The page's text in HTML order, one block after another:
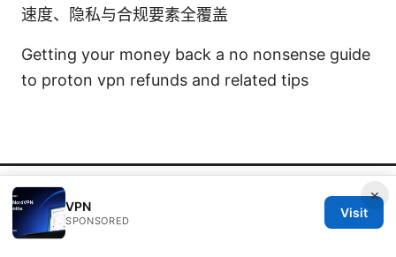
速度、隐私与合规要素全覆盖
Getting your money back a no nonsense guide
to proton vpn refunds and related tips
×
VPN
SPONSORED
Visit
© REDESSVIDA 2026